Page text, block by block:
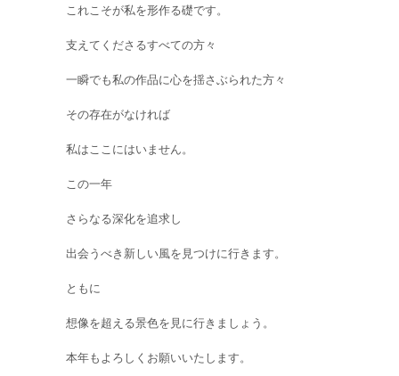
これこそが私を形作る礎です。
支えてくださるすべての方々
一瞬でも私の作品に心を揺さぶられた方々
その存在がなければ
私はここにはいません。
この一年
さらなる深化を追求し
出会うべき新しい風を見つけに行きます。
ともに
想像を超える景色を見に行きましょう。
本年もよろしくお願いいたします。